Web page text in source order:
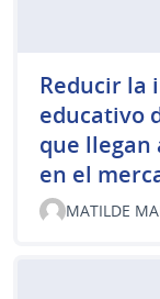
Reducir la
educativo
que llegan
en el
MATILDE